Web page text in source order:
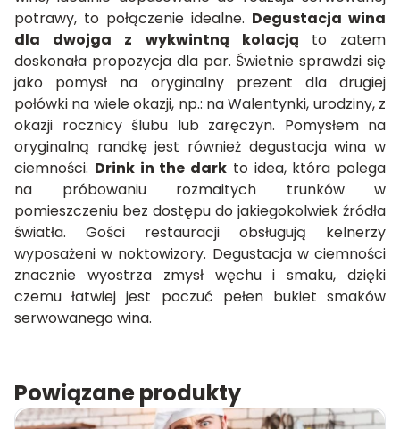
potrawy, to połączenie idealne. Degustacja wina
dla dwojga z wykwintną kolacją to zatem
doskonała propozycja dla par. Świetnie sprawdzi się
jako pomysł na oryginalny prezent dla drugiej
połówki na wiele okazji, np.: na Walentynki, urodziny, z
okazji rocznicy ślubu lub zaręczyn. Pomysłem na
oryginalną randkę jest również degustacja wina w
ciemności. Drink in the dark to idea, która polega
na próbowaniu rozmaitych trunków w
pomieszczeniu bez dostępu do jakiegokolwiek źródła
światła. Gości restauracji obsługują kelnerzy
wyposażeni w noktowizory. Degustacja w ciemności
znacznie wyostrza zmysł węchu i smaku, dzięki
czemu łatwiej jest poczuć pełen bukiet smaków
serwowanego wina.
Powiązane produkty